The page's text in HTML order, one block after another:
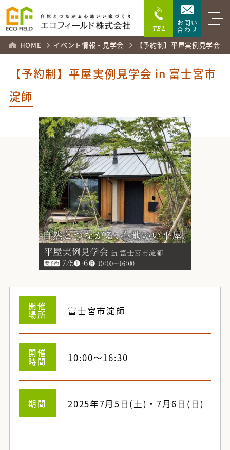
TEL
お問い
合わせ
HOME イベント情報・見学会 【予約制】平屋実例見学会
【予約制】平屋実例見学会 in 富士宮市
淀師
開催
場所 富士宮市淀師
開催
時間 10:00～16:30
期間 2025年7月5日(土)・7月6日(日)